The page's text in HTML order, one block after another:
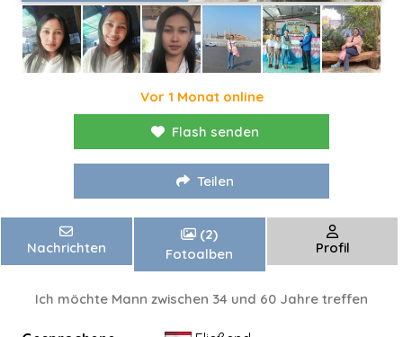
Vor 1 Monat online
Flash senden
Teilen
Nachrichten
(2)
Fotoalben
Profil
Ich möchte Mann zwischen 34 und 60 Jahre treffen